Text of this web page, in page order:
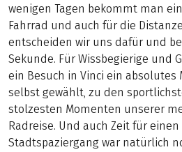
wenigen Tagen bekommt man
Fahrrad und auch für die
entscheiden wir uns dafür und
Sekunde. Für Wissbegierige und
ein Besuch in Vinci ein absolutes
selbst gewählt, zu den
stolzesten Momenten unserer
Radreise. Und auch Zeit für
Stadtspaziergang war natürlich